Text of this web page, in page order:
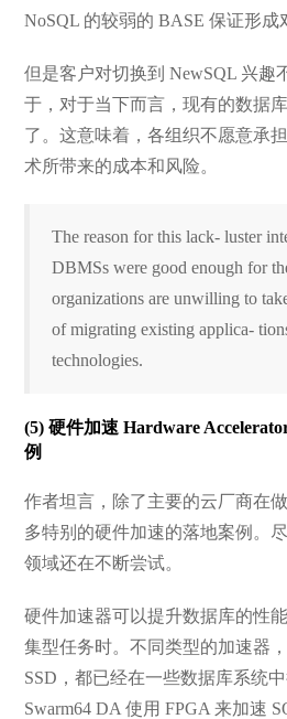
NoSQL 的较弱的 BASE 保证形成
但是客户对切换到 NewSQL 兴趣
于，对于当下而言，现有的数据
了。这意味着，各组织不愿意承
术所带来的成本和风险。
The reason for this lack- luster
DBMSs were good enough for
organizations are unwilling to
of migrating existing applica-
technologies.
(5) 硬件加速 Hardware
例
作者坦言，除了主要的云厂商在
多特别的硬件加速的落地案例。
领域还在不断尝试。
硬件加速器可以提升数据库的性
集型任务时。不同类型的加速器
SSD，都已经在一些数据库系统
Swarm64 DA 使用 FPGA 来加速